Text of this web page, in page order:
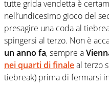
tutte grida vendetta è
nell’undicesimo gioco del
presagire una coda al
spingersi al terzo. Non è
un anno fa, sempre a
nei quarti di finaleal terzo
tiebreak) prima di fermarsi